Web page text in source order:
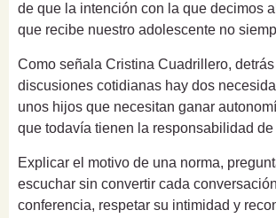
de que la intención con la que decimos
que recibe nuestro adolescente no
Como señala Cristina Cuadrillero,
discusiones cotidianas hay dos
unos hijos que necesitan ganar
que todavía tienen la responsabilidad de
Explicar el motivo de una norma,
escuchar sin convertir cada
conferencia, respetar su intimidad y